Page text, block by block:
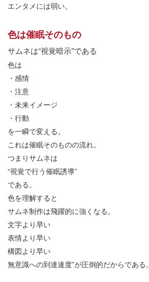
エンタメには弱い。
色は催眠そのもの
サムネは“視覚暗示”である
色は
・感情
・注意
・未来イメージ
・行動
を一瞬で変える。
これは催眠そのものの流れ。
つまりサムネは
“視覚で行う催眠誘導”
である。
色を理解すると
サムネ制作は飛躍的に強くなる。
文字より早い
表情より早い
構図より早い
無意識への到達速度”が圧倒的だからである。